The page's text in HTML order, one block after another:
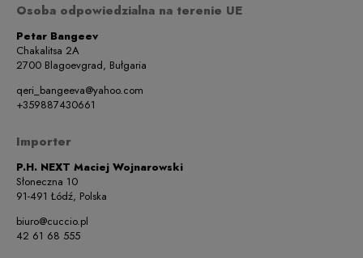
Osoba odpowiedzialna na terenie UE
Petar Bangeev
Chakalitsa 2A
2700 Blagoevgrad, Bułgaria
qeri_bangeeva@yahoo.com
+359887430661
Importer
P.H. NEXT Maciej Wojnarowski
Słoneczna 10
91-491 Łódź, Polska
biuro@cuccio.pl
42 61 68 555